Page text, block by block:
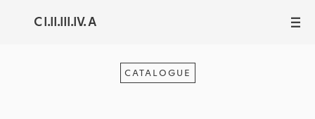
C I.II.III.IV. A III
CATALOGUE